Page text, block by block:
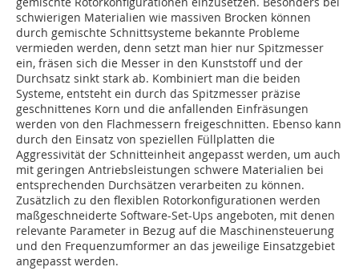
schwierigen Materialien wie massiven Brocken können
durch gemischte Schnittsysteme bekannte Probleme
vermieden werden, denn setzt man hier nur Spitzmesser
ein, fräsen sich die Messer in den Kunststoff und der
Durchsatz sinkt stark ab. Kombiniert man die beiden
Systeme, entsteht ein durch das Spitzmesser präzise
geschnittenes Korn und die anfallenden Einfräsungen
werden von den Flachmessern freigeschnitten. Ebenso kann
durch den Einsatz von speziellen Füllplatten die
Aggressivität der Schnitteinheit angepasst werden, um auch
mit geringen Antriebsleistungen schwere Materialien bei
entsprechenden Durchsätzen verarbeiten zu können.
Zusätzlich zu den flexiblen Rotorkonfigurationen werden
maßgeschneiderte Software-Set-Ups angeboten, mit denen
relevante Parameter in Bezug auf die Maschinensteuerung
und den Frequenzumformer an das jeweilige Einsatzgebiet
angepasst werden.